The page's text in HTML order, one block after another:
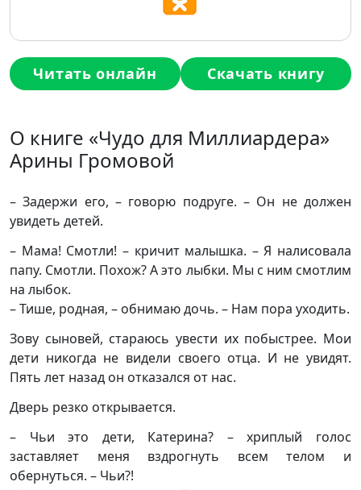
Читать онлайн Скачать книгу
О книге «Чудо для Миллиардера»
Арины Громовой
– Задержи его, – говорю подруге. – Он не должен
увидеть детей.
– Мама! Смотли! – кричит малышка. – Я налисовала
папу. Смотли. Похож? А это лыбки. Мы с ним смотлим
на лыбок.
– Тише, родная, – обнимаю дочь. – Нам пора уходить.
Зову сыновей, стараюсь увести их побыстрее. Мои
дети никогда не видели своего отца. И не увидят.
Пять лет назад он отказался от нас.
Дверь резко открывается.
– Чьи это дети, Катерина? – хриплый голос
заставляет меня вздрогнуть всем телом и
обернуться. – Чьи?!